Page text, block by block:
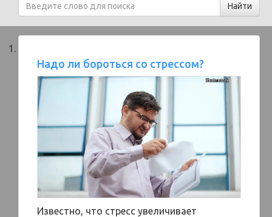
Надо ли бороться со стрессом?
Известно, что стресс увеличивает